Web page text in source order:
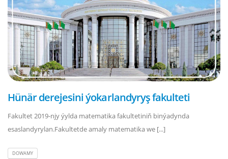
Hünär derejesini ýokarlandyryş fakulteti
Fakultet 2019-njy ýylda matematika fakultetiniň binýadynda
esaslandyrylan.Fakultetde amaly matematika we [...]
DOWAMY